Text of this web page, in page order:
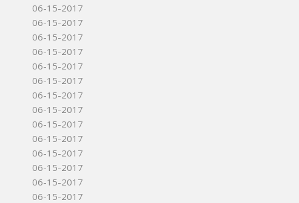
06-15-2017
06-15-2017
06-15-2017
06-15-2017
06-15-2017
06-15-2017
06-15-2017
06-15-2017
06-15-2017
06-15-2017
06-15-2017
06-15-2017
06-15-2017
06-15-2017